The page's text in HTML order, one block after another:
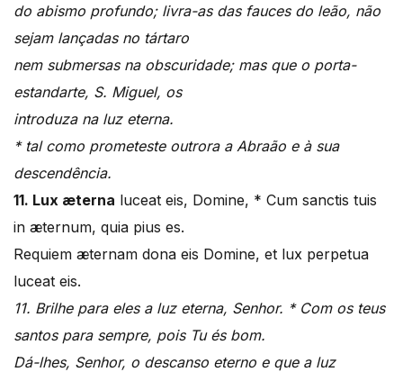
do abismo profundo; livra-as das fauces do leão, não
sejam lançadas no tártaro
nem submersas na obscuridade; mas que o porta-
estandarte, S. Miguel, os
introduza na luz eterna.
* tal como prometeste outrora a Abraão e à sua
descendência.
11. Lux æterna luceat eis, Domine, * Cum sanctis tuis
in æternum, quia pius es.
Requiem æternam dona eis Domine, et lux perpetua
luceat eis.
11. Brilhe para eles a luz eterna, Senhor. * Com os teus
santos para sempre, pois Tu és bom.
Dá-lhes, Senhor, o descanso eterno e que a luz